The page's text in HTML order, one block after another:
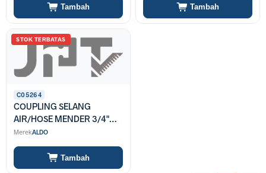
Tambah Tambah
STOK TERBATAS
C05264
COUPLING SELANG
AIR/HOSE MENDER 3/4"
(YM-5818) (86-1160-5818)
MerekALDO
Tambah